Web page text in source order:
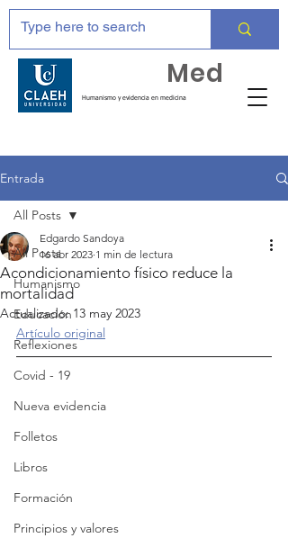
Humanismo y evidencia en medicina
Med
Entrada
All Posts
Humanismo
Educación
Reflexiones
Covid - 19
Nueva evidencia
Folletos
Libros
Formación
Principios y valores
All Posts
Acondicionamiento físico reduce la
mortalidad
Edgardo Sandoya
16 abr 2023 1 min de lectura
Actualizado:13 may 2023
Artículo original